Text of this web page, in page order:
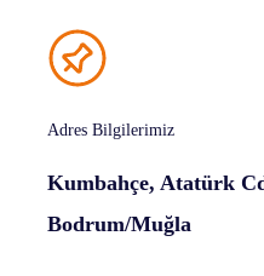
Adres Bilgilerimiz
Kumbahçe, Atatürk
Bodrum/Muğla